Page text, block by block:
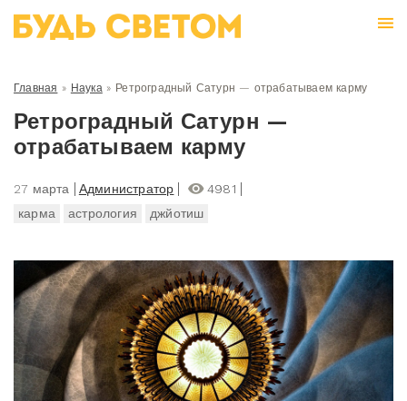
Главная » Наука» Ретроградный Сатурн — отрабатываем карму
Ретроградный Сатурн —
отрабатываем карму
27 марта Администратор
4981
карма
астрология джйотиш